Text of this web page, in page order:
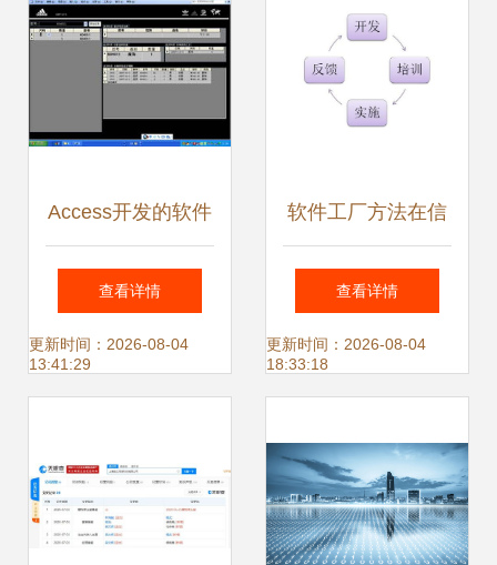
Access开发的软件
欣赏与信息系统集
成服务探析
查看详情
更新时间：2026-08-04
13:41:29
软件工厂方法在信
息系统集成服务中
的应用实践
查看详情
更新时间：2026-08-04
18:33:18